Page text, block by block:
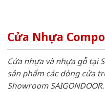
Cửa Nhựa
Cửa nhựa và nhựa gỗ tại
sản phẩm các dòng cửa
Showroom